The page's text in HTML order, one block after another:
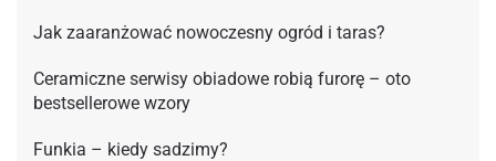
Jak zaaranżować nowoczesny ogród i taras?
Ceramiczne serwisy obiadowe robią furorę – oto
bestsellerowe wzory
Funkia – kiedy sadzimy?